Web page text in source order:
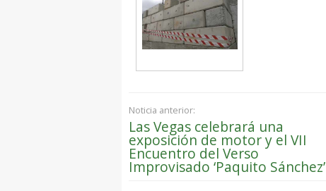
Noticia anterior:
Las Vegas celebrará una
exposición de motor y el VII
Encuentro del Verso
Improvisado ‘Paquito Sánchez’